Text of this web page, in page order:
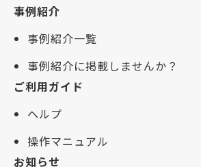
事例紹介
事例紹介一覧
事例紹介に掲載しませんか？
ご利用ガイド
ヘルプ
操作マニュアル
お知らせ